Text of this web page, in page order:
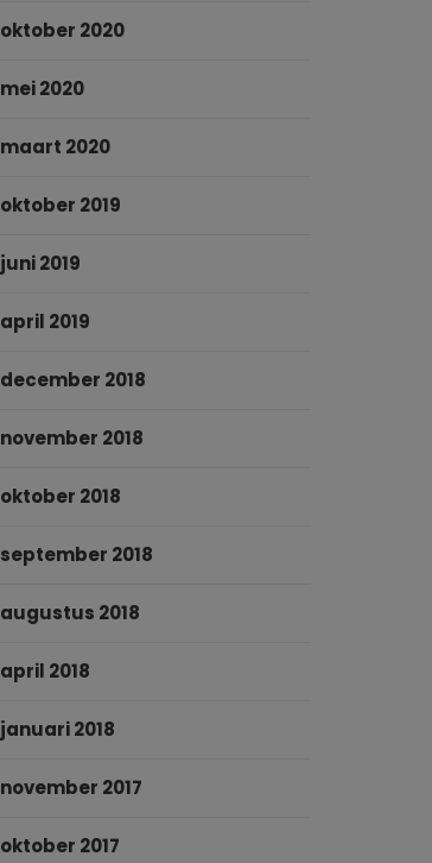
oktober 2020
mei 2020
maart 2020
oktober 2019
juni 2019
april 2019
december 2018
november 2018
oktober 2018
september 2018
augustus 2018
april 2018
januari 2018
november 2017
oktober 2017